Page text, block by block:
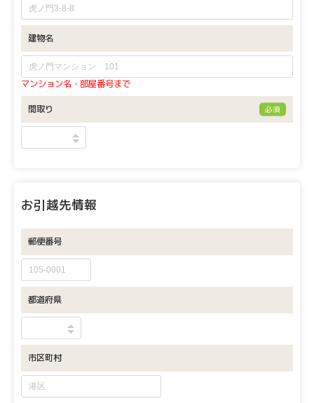
建物名
マンション名・部屋番号まで
間取り 必須
お引越先情報
郵便番号
都道府県
市区町村